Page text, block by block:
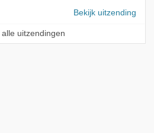
Bekijk uitzending
alle uitzendingen